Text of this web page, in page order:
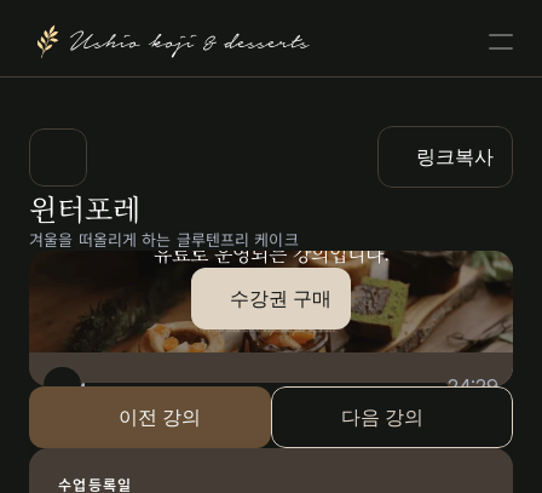
Ushio koji & desserts
링크복사
윈터포레
겨울을 떠올리게 하는 글루텐프리 케이크
수강권 구매
유료로 운영되는 강의입니다.
24:29
이전 강의
다음 강의
수업등록일